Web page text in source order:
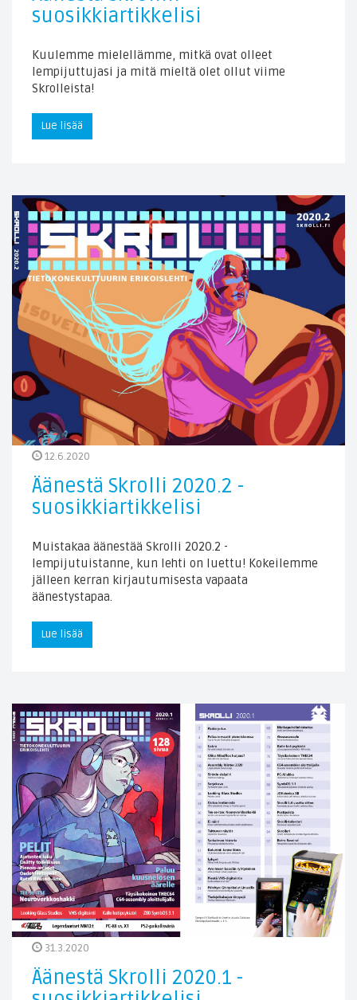
suosikkiartikkelisi
Kuulemme mielellämme, mitkä ovat olleet
lempijuttujasi ja mitä mieltä olet ollut viime
Skrolleista!
Lue lisää
12.6.2020
Äänestä Skrolli 2020.2 -
suosikkiartikkelisi
Muistakaa äänestää Skrolli 2020.2 -
lempijutuistanne, kun lehti on luettu! Kokeilemme
jälleen kerran kirjautumisesta vapaata
äänestystapaa.
Lue lisää
31.3.2020
Äänestä Skrolli 2020.1 -